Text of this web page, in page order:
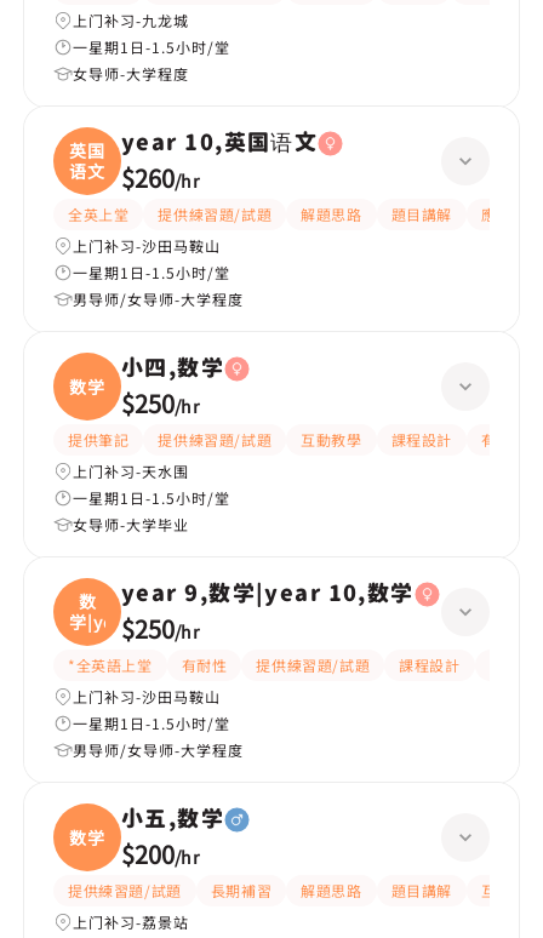
上门补习-九龙城
一星期1日-1.5小时/堂
女导师-大学程度
英国
语文
year 10,英国语文
$260/hr
全英上堂 提供練習題/試題 解題思路 題目講解
應試策略
上门补习-沙田马鞍山
一星期1日-1.5小时/堂
男导师/女导师-大学程度
数学
小四,数学
$250/hr
提供筆記 提供練習題/試題 互動教學 課程設計
有耐性
上门补习-天水围
一星期1日-1.5小时/堂
女导师-大学毕业
数
学|ye
year 9,数学|year 10,数学
$250/hr
*全英語上堂 有耐性 提供練習題/試題 課程設計
上门补习-沙田马鞍山
一星期1日-1.5小时/堂
男导师/女导师-大学程度
数学
小五,数学
$200/hr
提供練習題/試題 長期補習 解題思路 題目講解
互動教學
上门补习-荔景站